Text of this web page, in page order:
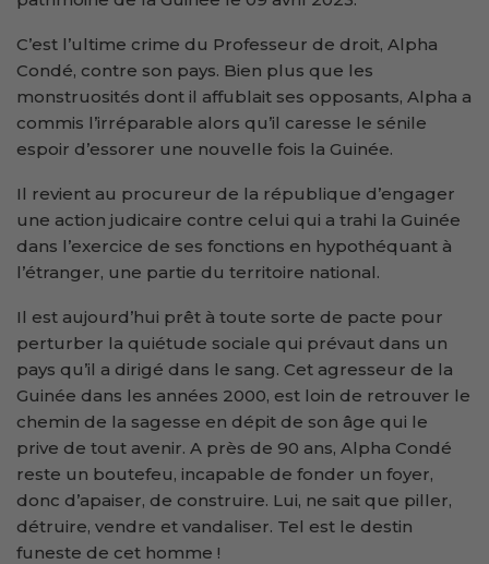
C’est l’ultime crime du Professeur de droit, Alpha
Condé, contre son pays. Bien plus que les
monstruosités dont il affublait ses opposants, Alpha a
commis l’irréparable alors qu’il caresse le sénile
espoir d’essorer une nouvelle fois la Guinée.
Il revient au procureur de la république d’engager
une action judicaire contre celui qui a trahi la Guinée
dans l’exercice de ses fonctions en hypothéquant à
l’étranger, une partie du territoire national.
Il est aujourd’hui prêt à toute sorte de pacte pour
perturber la quiétude sociale qui prévaut dans un
pays qu’il a dirigé dans le sang. Cet agresseur de la
Guinée dans les années 2000, est loin de retrouver le
chemin de la sagesse en dépit de son âge qui le
prive de tout avenir. A près de 90 ans, Alpha Condé
reste un boutefeu, incapable de fonder un foyer,
donc d’apaiser, de construire. Lui, ne sait que piller,
détruire, vendre et vandaliser. Tel est le destin
funeste de cet homme !